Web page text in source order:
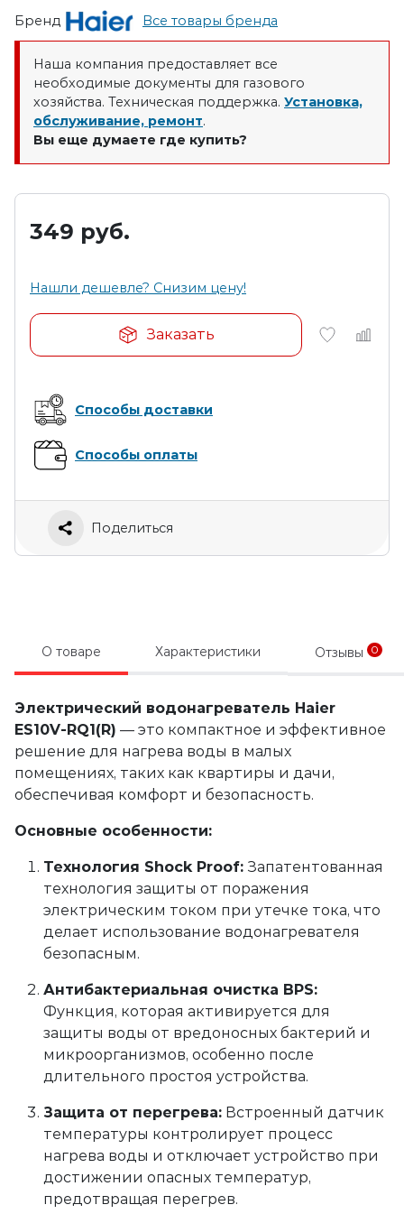
Бренд Все товары бренда
Наша компания предоставляет все
необходимые документы для газового
хозяйства. Техническая поддержка. Установка,
обслуживание, ремонт.
Вы еще думаете где купить?
349 руб.
Нашли дешевле? Снизим цену!
Заказать
Способы доставки
Способы оплаты
Поделиться
О товаре Характеристики Отзывы 0
Электрический водонагреватель Haier
ES10V-RQ1(R) — это компактное и эффективное
решение для нагрева воды в малых
помещениях, таких как квартиры и дачи,
обеспечивая комфорт и безопасность.
Основные особенности:
Технология Shock Proof: Запатентованная
технология защиты от поражения
электрическим током при утечке тока, что
делает использование водонагревателя
безопасным.
Антибактериальная очистка BPS:
Функция, которая активируется для
защиты воды от вредоносных бактерий и
микроорганизмов, особенно после
длительного простоя устройства.
Защита от перегрева: Встроенный датчик
температуры контролирует процесс
нагрева воды и отключает устройство при
достижении опасных температур,
предотвращая перегрев.